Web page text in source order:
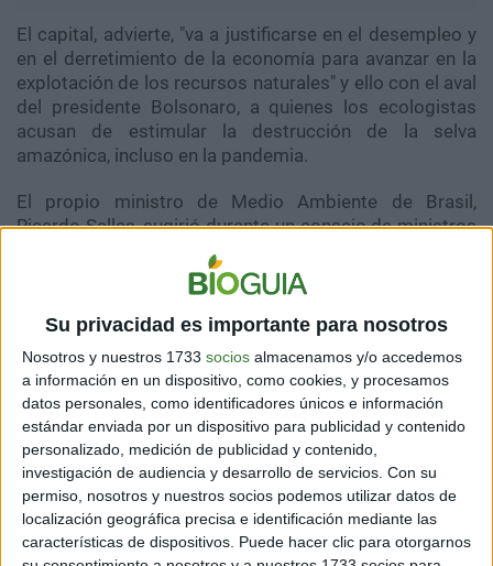
Su privacidad es importante para nosotros
Nosotros y nuestros 1733 socios almacenamos y/o accedemos
a información en un dispositivo, como cookies, y procesamos
datos personales, como identificadores únicos e información
estándar enviada por un dispositivo para publicidad y contenido
personalizado, medición de publicidad y contenido,
investigación de audiencia y desarrollo de servicios. Con su
permiso, nosotros y nuestros socios podemos utilizar datos de
localización geográfica precisa e identificación mediante las
características de dispositivos. Puede hacer clic para otorgarnos
El capital, advierte, "va a justificarse en el desempleo y
en el derretimiento de la economía para avanzar en la
explotación de los recursos naturales" y ello con el aval
del presidente Bolsonaro, a quienes los ecologistas
acusan de estimular la destrucción de la selva
amazónica, incluso en la pandemia.
El propio ministro de Medio Ambiente de Brasil,
Ricardo Salles, sugirió durante un consejo de ministros
celebrado en abril modificar las leyes ambientales y
agrícolas aprovechando la crisis del coronavirus, según
consta en un polémico vídeo publicado el pasado
viernes por orden del Tribunal Supremo.
"Para el ministro de Medio Ambiente, más de 20.000
muertos son una oportunidad", denunciaron diversas
organizaciones, entre ellas Greenpeace y WWF.